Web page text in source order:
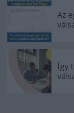
Az
Így